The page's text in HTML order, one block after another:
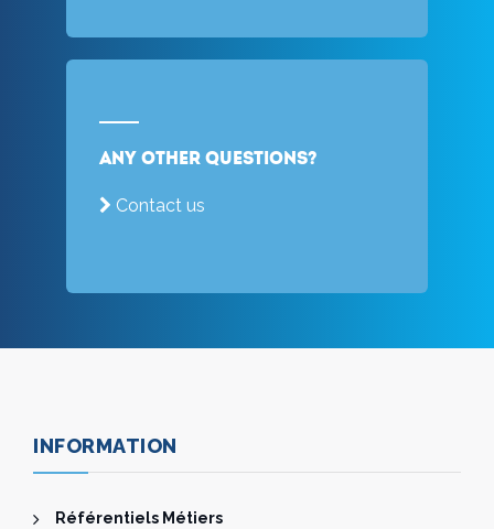
Any other questions?
Contact us
INFORMATION
Référentiels Métiers